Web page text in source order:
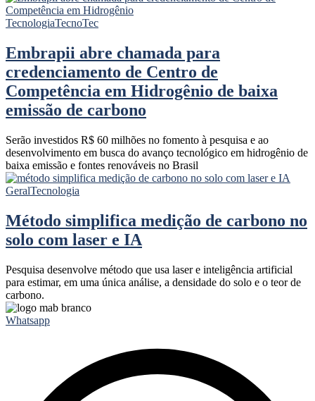
TecnologiaTecnoTec
Embrapii abre chamada para
credenciamento de Centro de
Competência em Hidrogênio de baixa
emissão de carbono
Serão investidos R$ 60 milhões no fomento à pesquisa e ao
desenvolvimento em busca do avanço tecnológico em hidrogênio de
baixa emissão e fontes renováveis no Brasil
GeralTecnologia
Método simplifica medição de carbono no
solo com laser e IA
Pesquisa desenvolve método que usa laser e inteligência artificial
para estimar, em uma única análise, a densidade do solo e o teor de
carbono.
Whatsapp